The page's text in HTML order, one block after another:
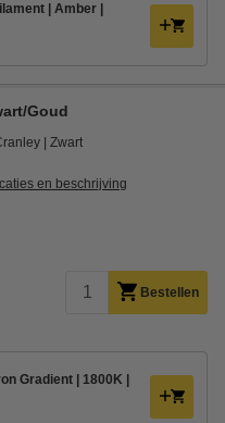
| Amber |
Goud
Zwart
en beschrijving
Bestellen
Gradient | 1800K |